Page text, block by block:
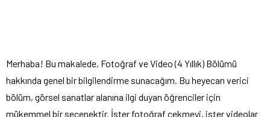
Merhaba! Bu makalede, Fotoğraf ve Video (4 Yıllık) Bölümü
hakkında genel bir bilgilendirme sunacağım. Bu heyecan verici
bölüm, görsel sanatlar alanına ilgi duyan öğrenciler için
mükemmel bir seçenektir. İster fotoğraf çekmeyi, ister videolar